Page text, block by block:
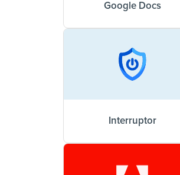
Google Docs
Interruptor